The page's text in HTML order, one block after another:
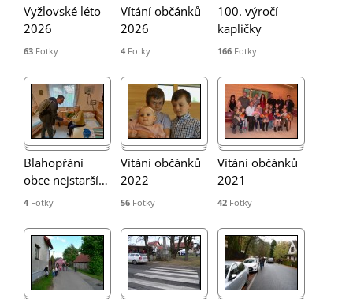
Turistika
Koupaliště
Hlášení závad
Kontakty
Vyžlovské léto
2026
63 Fotky
Vítání občánků
2026
4 Fotky
100. výročí
kapličky
166 Fotky
Blahopřání
obce nejstarší…
4 Fotky
Vítání občánků
2022
56 Fotky
Vítání občánků
2021
42 Fotky